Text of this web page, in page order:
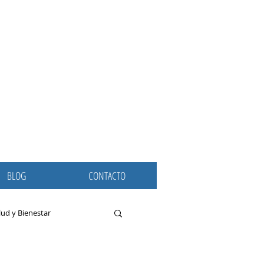
BLOG CONTACTO
y Bienestar